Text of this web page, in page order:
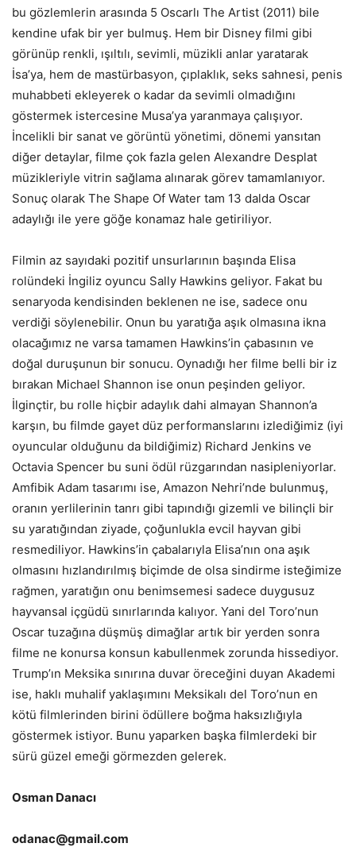
bu gözlemlerin arasında 5 Oscarlı The Artist (2011) bile
kendine ufak bir yer bulmuş. Hem bir Disney filmi gibi
görünüp renkli, ışıltılı, sevimli, müzikli anlar yaratarak
İsa’ya, hem de mastürbasyon, çıplaklık, seks sahnesi, penis
muhabbeti ekleyerek o kadar da sevimli olmadığını
göstermek istercesine Musa’ya yaranmaya çalışıyor.
İncelikli bir sanat ve görüntü yönetimi, dönemi yansıtan
diğer detaylar, filme çok fazla gelen Alexandre Desplat
müzikleriyle vitrin sağlama alınarak görev tamamlanıyor.
Sonuç olarak The Shape Of Water tam 13 dalda Oscar
adaylığı ile yere göğe konamaz hale getiriliyor.
Filmin az sayıdaki pozitif unsurlarının başında Elisa
rolündeki İngiliz oyuncu Sally Hawkins geliyor. Fakat bu
senaryoda kendisinden beklenen ne ise, sadece onu
verdiği söylenebilir. Onun bu yaratığa aşık olmasına ikna
olacağımız ne varsa tamamen Hawkins’in çabasının ve
doğal duruşunun bir sonucu. Oynadığı her filme belli bir iz
bırakan Michael Shannon ise onun peşinden geliyor.
İlginçtir, bu rolle hiçbir adaylık dahi almayan Shannon’a
karşın, bu filmde gayet düz performanslarını izlediğimiz (iyi
oyuncular olduğunu da bildiğimiz) Richard Jenkins ve
Octavia Spencer bu suni ödül rüzgarından nasipleniyorlar.
Amfibik Adam tasarımı ise, Amazon Nehri’nde bulunmuş,
oranın yerlilerinin tanrı gibi tapındığı gizemli ve bilinçli bir
su yaratığından ziyade, çoğunlukla evcil hayvan gibi
resmediliyor. Hawkins’in çabalarıyla Elisa’nın ona aşık
olmasını hızlandırılmış biçimde de olsa sindirme isteğimize
rağmen, yaratığın onu benimsemesi sadece duygusuz
hayvansal içgüdü sınırlarında kalıyor. Yani del Toro’nun
Oscar tuzağına düşmüş dimağlar artık bir yerden sonra
filme ne konursa konsun kabullenmek zorunda hissediyor.
Trump’ın Meksika sınırına duvar öreceğini duyan Akademi
ise, haklı muhalif yaklaşımını Meksikalı del Toro’nun en
kötü filmlerinden birini ödüllere boğma haksızlığıyla
göstermek istiyor. Bunu yaparken başka filmlerdeki bir
sürü güzel emeği görmezden gelerek.
Osman Danacı
odanac@gmail.com